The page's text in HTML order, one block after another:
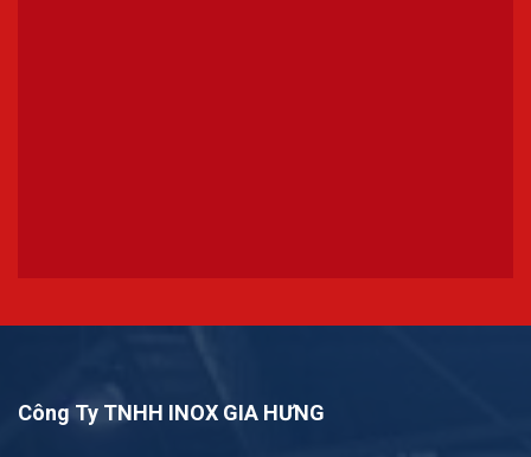
Công Ty TNHH INOX GIA HƯNG